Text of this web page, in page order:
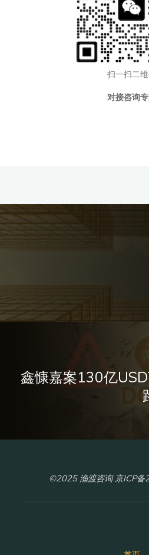
扫一扫二
对接咨询
鑫慷嘉案130亿
©2025 渔渡咨询 京ICP